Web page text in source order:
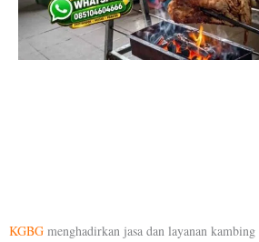
KGBG menghadirkan jasa dan layanan